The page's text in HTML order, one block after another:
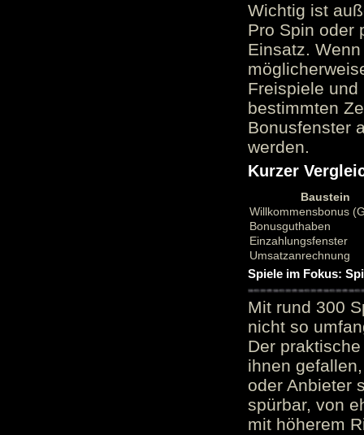
Wichtig ist
Pro Spin oder
Einsatz.
Freispiele
bestimmten
Bonusfenster
werden.
Kurzer
Baustein
Willkommensbonus
Bonusguthaben
Einzahlungsfenster
Umsatzanrechnung
Spiele im Fokus:
Mit rund 300
nicht so
Der
ihnen
oder Anbieter
spürbar, von
mit höherem